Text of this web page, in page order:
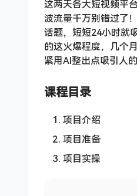
这两天各大短视频平
波流量千万别错过了
话题，短短24小时就
的这火爆程度，几个
紧用AI整出点吸引人
课程目录
项目介绍
项目准备
项目实操